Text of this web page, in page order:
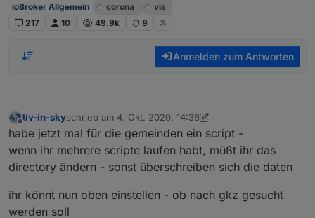
ioBroker Allgemein corona
vis
217
10 49.9k 9
Anmelden zum Antworten
Offline
liv-in-skyschrieb am 4. Okt. 2020, 14:36
zuletzt editiert von liv-in-sky10. Apr. 2020, 16:59
habe jetzt mal für die gemeinden ein script -
wenn ihr mehrere scripte laufen habt, müßt ihr das
directory ändern - sonst überschreiben sich die daten
ihr könnt nun oben einstellen - ob nach gkz gesucht
werden soll